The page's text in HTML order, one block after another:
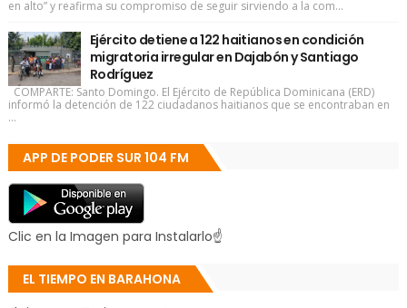
en alto” y reafirma su compromiso de seguir sirviendo a la com...
Ejército detiene a 122 haitianos en condición
migratoria irregular en Dajabón y Santiago
Rodríguez
COMPARTE: Santo Domingo. El Ejército de República Dominicana (ERD)
informó la detención de 122 ciudadanos haitianos que se encontraban en
...
APP DE PODER SUR 104 FM
Clic en la Imagen para Instalarlo☝
EL TIEMPO EN BARAHONA